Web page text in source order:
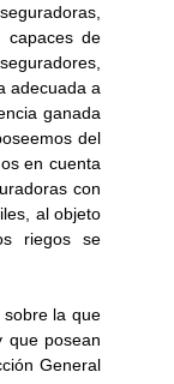
capaces de
adecuada a
ganada
del
en cuenta
con
al objeto
riegos se
la que
que posean
General